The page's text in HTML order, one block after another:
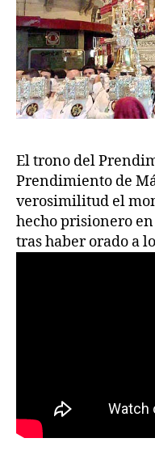
El trono del
Prendimiento de
verosimilitud el
hecho prisionero
tras haber orado a